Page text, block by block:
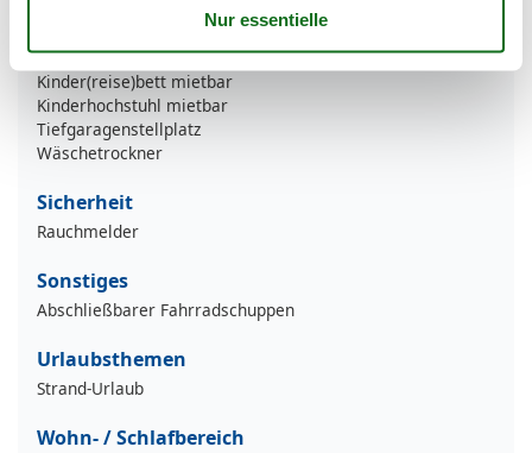
Handtücher mietbar
Kinder(reise)bett mietbar
Kinderhochstuhl mietbar
Tiefgaragenstellplatz
Wäschetrockner
Sicherheit
Rauchmelder
Sonstiges
Abschließbarer Fahrradschuppen
Urlaubsthemen
Strand-Urlaub
Wohn- / Schlafbereich